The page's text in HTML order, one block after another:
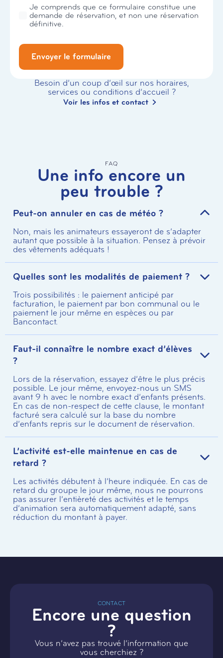
Je comprends que ce formulaire constitue une
demande de réservation, et non une réservation
définitive.
Envoyer le formulaire
Besoin d’un coup d’œil sur nos horaires,
services ou conditions d’accueil ?
Voir les infos et contact
FAQ
Une info encore un
peu trouble ?
Peut-on annuler en cas de météo ?
Non, mais les animateurs essayeront de s’adapter
autant que possible à la situation. Pensez à prévoir
des vêtements adéquats !
Quelles sont les modalités de paiement ?
Trois possibilités : le paiement anticipé par
facturation, le paiement par bon communal ou le
paiement le jour même en espèces ou par
Bancontact.
Faut-il connaître le nombre exact d’élèves
?
Lors de la réservation, essayez d’être le plus précis
possible. Le jour même, envoyez-nous un SMS
avant 9 h avec le nombre exact d’enfants présents.
En cas de non-respect de cette clause, le montant
facturé sera calculé sur la base du nombre
d’enfants repris sur le document de réservation.
L’activité est-elle maintenue en cas de
retard ?
Les activités débutent à l’heure indiquée. En cas de
retard du groupe le jour même, nous ne pourrons
pas assurer l’entièreté des activités et le temps
d’animation sera automatiquement adapté, sans
réduction du montant à payer.
CONTACT
Encore une question
?
Vous n’avez pas trouvé l’information que
vous cherchiez ?